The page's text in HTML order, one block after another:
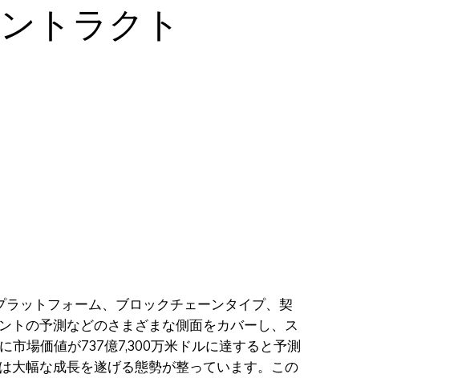
トラクト
ットフォーム、ブロックチェーンタイプ、契
トの予測などのさまざまな側面をカバーし、ス
市場価値が737億7,300万米ドルに達すると予測
大幅な成長を遂げる態勢が整っています。この